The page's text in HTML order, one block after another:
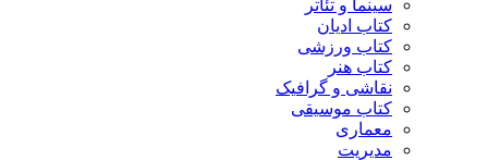
سینما و تئاتر
کتاب ادیان
کتاب ورزشی
کتاب هنر
نقاشی و گرافیک
کتاب موسیقی
معماری
مدیریت